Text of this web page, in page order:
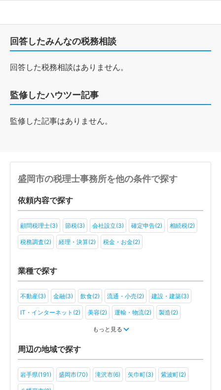
回答したみんなの税務相談
回答した税務相談はありません。
監修したハウツー記事
監修した記事はありません。
盛岡市の税理士事務所を他の条件で探す
依頼内容で探す
顧問税理士(3) 節税(3) 会社設立(3) 確定申告(2) 相続税(2)
税務調査(2) 経理・決算(2) 税金・お金(2)
業種で探す
不動産(3) 金融(3) 飲食(2) 流通・小売(2) 建設・建築(3)
IT・インターネット(2) 美容(2) 運輸・物流(2) 製造(2)
旅行・ホテル(2)
アミューズメント・レジャー(2)
もっと見る
周辺の地域で探す
岩手県(191) 盛岡市(70) 滝沢市(6) 矢巾町(3) 紫波町(2)